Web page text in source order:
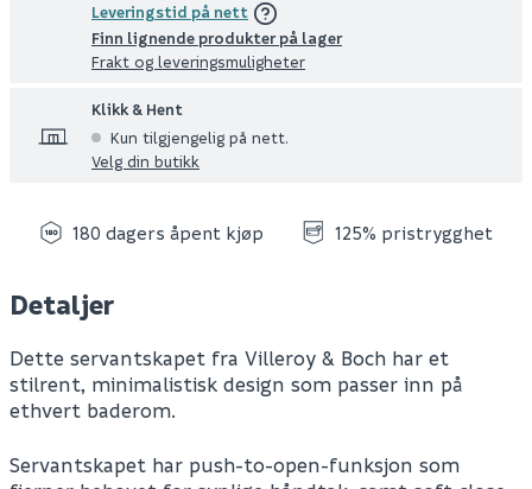
Leveringstid på nett
Finn lignende produkter på lager
Frakt og leveringsmuligheter
Klikk & Hent
Kun tilgjengelig på nett.
Velg din butikk
180 dagers åpent kjøp 125% pristrygghet
Detaljer
Dette servantskapet fra Villeroy & Boch har et
stilrent, minimalistisk design som passer inn på
ethvert baderom.
Servantskapet har push-to-open-funksjon som